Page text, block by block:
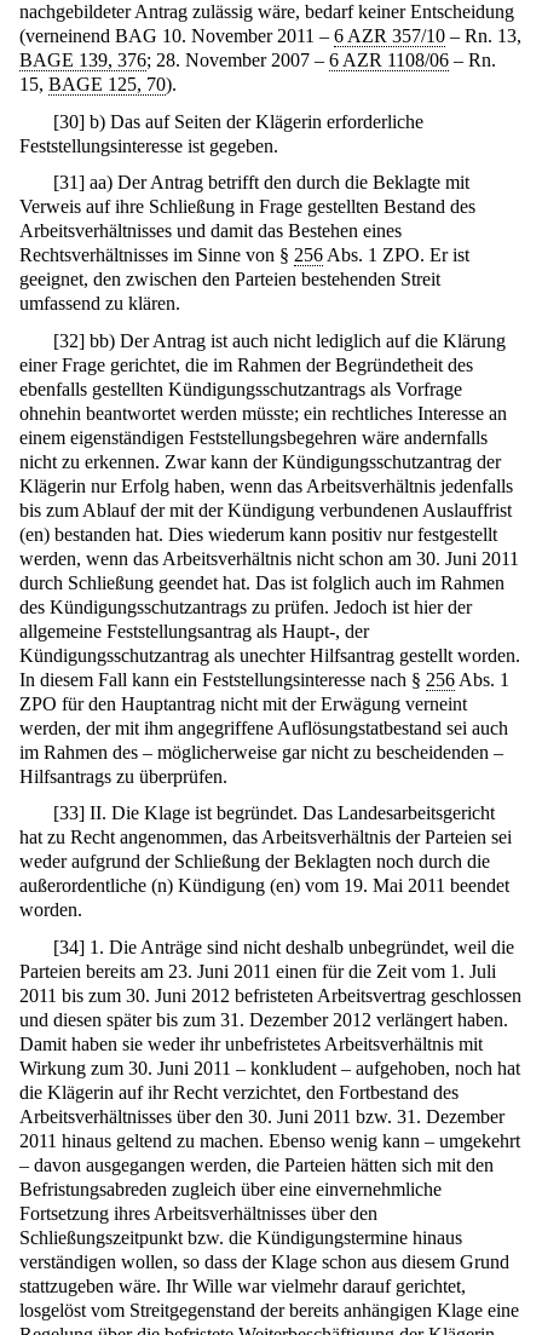
nachgebildeter Antrag zulässig wäre, bedarf keiner Entscheidung
(verneinend BAG 10. November 2011 – 6 AZR 357/10 – Rn. 13,
BAGE 139, 376; 28. November 2007 – 6 AZR 1108/06 – Rn.
15, BAGE 125, 70).
[30] b) Das auf Seiten der Klägerin erforderliche
Feststellungsinteresse ist gegeben.
[31] aa) Der Antrag betrifft den durch die Beklagte mit
Verweis auf ihre Schließung in Frage gestellten Bestand des
Arbeitsverhältnisses und damit das Bestehen eines
Rechtsverhältnisses im Sinne von § 256 Abs. 1 ZPO. Er ist
geeignet, den zwischen den Parteien bestehenden Streit
umfassend zu klären.
[32] bb) Der Antrag ist auch nicht lediglich auf die Klärung
einer Frage gerichtet, die im Rahmen der Begründetheit des
ebenfalls gestellten Kündigungsschutzantrags als Vorfrage
ohnehin beantwortet werden müsste; ein rechtliches Interesse an
einem eigenständigen Feststellungsbegehren wäre andernfalls
nicht zu erkennen. Zwar kann der Kündigungsschutzantrag der
Klägerin nur Erfolg haben, wenn das Arbeitsverhältnis jedenfalls
bis zum Ablauf der mit der Kündigung verbundenen Auslauffrist
(en) bestanden hat. Dies wiederum kann positiv nur festgestellt
werden, wenn das Arbeitsverhältnis nicht schon am 30. Juni 2011
durch Schließung geendet hat. Das ist folglich auch im Rahmen
des Kündigungsschutzantrags zu prüfen. Jedoch ist hier der
allgemeine Feststellungsantrag als Haupt-, der
Kündigungsschutzantrag als unechter Hilfsantrag gestellt worden.
In diesem Fall kann ein Feststellungsinteresse nach § 256 Abs. 1
ZPO für den Hauptantrag nicht mit der Erwägung verneint
werden, der mit ihm angegriffene Auflösungstatbestand sei auch
im Rahmen des – möglicherweise gar nicht zu bescheidenden –
Hilfsantrags zu überprüfen.
[33] II. Die Klage ist begründet. Das Landesarbeitsgericht
hat zu Recht angenommen, das Arbeitsverhältnis der Parteien sei
weder aufgrund der Schließung der Beklagten noch durch die
außerordentliche (n) Kündigung (en) vom 19. Mai 2011 beendet
worden.
[34] 1. Die Anträge sind nicht deshalb unbegründet, weil die
Parteien bereits am 23. Juni 2011 einen für die Zeit vom 1. Juli
2011 bis zum 30. Juni 2012 befristeten Arbeitsvertrag geschlossen
und diesen später bis zum 31. Dezember 2012 verlängert haben.
Damit haben sie weder ihr unbefristetes Arbeitsverhältnis mit
Wirkung zum 30. Juni 2011 – konkludent – aufgehoben, noch hat
die Klägerin auf ihr Recht verzichtet, den Fortbestand des
Arbeitsverhältnisses über den 30. Juni 2011 bzw. 31. Dezember
2011 hinaus geltend zu machen. Ebenso wenig kann – umgekehrt
– davon ausgegangen werden, die Parteien hätten sich mit den
Befristungsabreden zugleich über eine einvernehmliche
Fortsetzung ihres Arbeitsverhältnisses über den
Schließungszeitpunkt bzw. die Kündigungstermine hinaus
verständigen wollen, so dass der Klage schon aus diesem Grund
stattzugeben wäre. Ihr Wille war vielmehr darauf gerichtet,
losgelöst vom Streitgegenstand der bereits anhängigen Klage eine